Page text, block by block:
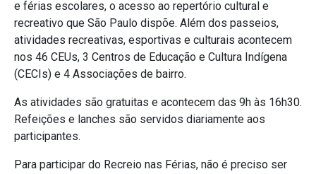
e férias escolares, o acesso ao repertório cultural e
recreativo que São Paulo dispõe. Além dos passeios,
atividades recreativas, esportivas e culturais acontecem
nos 46 CEUs, 3 Centros de Educação e Cultura Indígena
(CECIs) e 4 Associações de bairro.
As atividades são gratuitas e acontecem das 9h às 16h30.
Refeições e lanches são servidos diariamente aos
participantes.
Para participar do Recreio nas Férias, não é preciso ser